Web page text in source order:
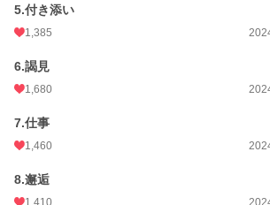
年間ポイント
累計ポイント
5.付き添い
1,385
6.謁見
1,680
7.仕事
1,460
8.邂逅
1,410